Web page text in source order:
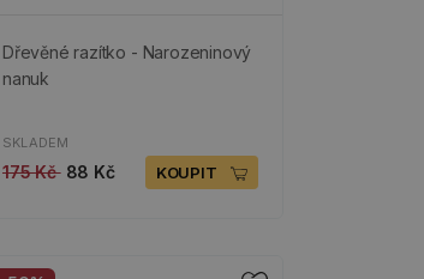
Dřevěné razítko - Narozeninový
nanuk
SKLADEM
175 Kč 88 Kč KOUPIT